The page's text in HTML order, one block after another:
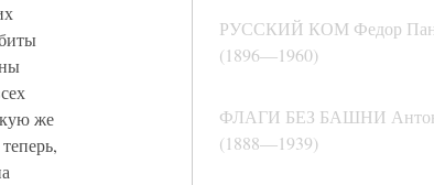
РУССКИЙ КОМ Федор
(1896―1960)
ФЛАГИ БЕЗ БАШНИ Антон
(1888―1939)
же